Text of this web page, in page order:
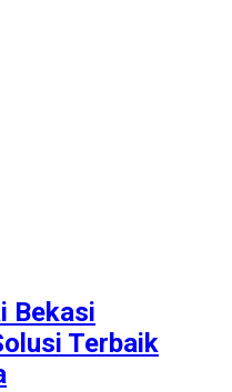
Bekasi
Terbaik